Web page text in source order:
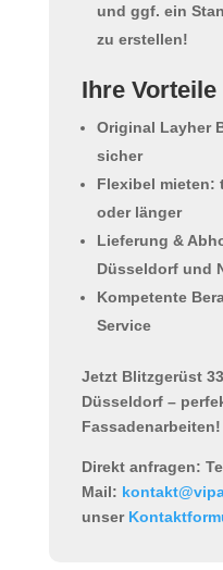
und ggf. ein
zu erstellen!
Ihre Vorteile
Original Layher
sicher
Flexibel mieten:
oder länger
Lieferung &
Düsseldorf und
Kompetente
Service
Jetzt Blitzgerüst
Düsseldorf–
Fassadenarbeiten!
Direkt anfragen:
Mail:
unser